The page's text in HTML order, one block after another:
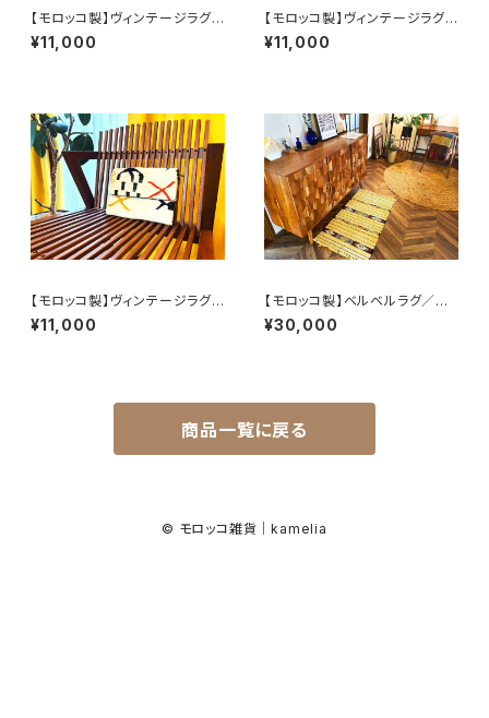
【モロッコ製】ヴィンテージラグク
ラッチバッグ（チェーン付）H
¥11,000
【モロッコ製】ヴィンテージラグク
ラッチバッグ（チェーン付）F
¥11,000
【モロッコ製】ヴィンテージラグク
ラッチバッグ（チェーン付）G
¥11,000
【モロッコ製】ベルベルラグ／イ
エロー＆レッド幾何模様
¥30,000
商品一覧に戻る
© モロッコ雑貨｜kamelia